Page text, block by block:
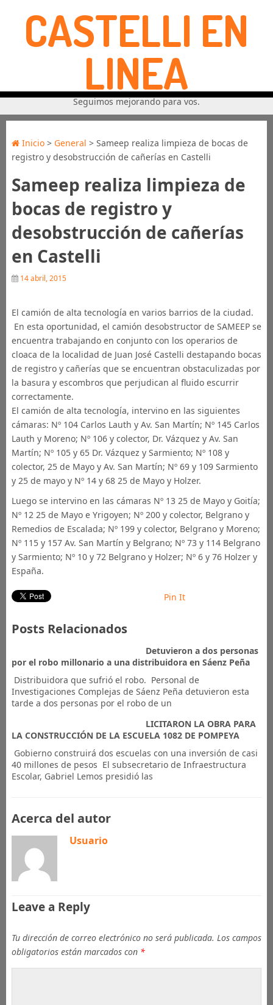
CASTELLI EN
LINEA
Seguimos mejorando para vos.
Inicio> General > Sameep realiza limpieza de bocas de
registro y desobstrucción de cañerías en Castelli
Sameep realiza limpieza de
bocas de registro y
desobstrucción de cañerías
en Castelli
14 abril, 2015
El camión de alta tecnología en varios barrios de la ciudad.
En esta oportunidad, el camión desobstructor de SAMEEP se
encuentra trabajando en conjunto con los operarios de
cloaca de la localidad de Juan José Castelli destapando bocas
de registro y cañerías que se encuentran obstaculizadas por
la basura y escombros que perjudican al fluido escurrir
correctamente.
El camión de alta tecnología, intervino en las siguientes
cámaras: Nº 104 Carlos Lauth y Av. San Martín; Nº 145 Carlos
Lauth y Moreno; Nº 106 y colector, Dr. Vázquez y Av. San
Martín; Nº 105 y 65 Dr. Vázquez y Sarmiento; Nº 108 y
colector, 25 de Mayo y Av. San Martín; Nº 69 y 109 Sarmiento
y 25 de mayo y Nº 14 y 68 25 de Mayo y Holzer.
Luego se intervino en las cámaras Nº 13 25 de Mayo y Goitía;
Nº 12 25 de Mayo e Yrigoyen; Nº 200 y colector, Belgrano y
Remedios de Escalada; Nº 199 y colector, Belgrano y Moreno;
Nº 115 y 157 Av. San Martín y Belgrano; Nº 73 y 114 Belgrano
y Sarmiento; Nº 10 y 72 Belgrano y Holzer; Nº 6 y 76 Holzer y
España.
Pin It
Posts Relacionados
Detuvieron a dos personas
por el robo millonario a una distribuidora en Sáenz Peña
Distribuidora que sufrió el robo. Personal de
Investigaciones Complejas de Sáenz Peña detuvieron esta
tarde a dos personas por el robo de un
LICITARON LA OBRA PARA
LA CONSTRUCCIÓN DE LA ESCUELA 1082 DE POMPEYA
​ Gobierno construirá dos escuelas con una inversión de casi
40 millones de pesos El subsecretario de Infraestructura
Escolar, Gabriel Lemos presidió las
Acerca del autor
Usuario
Leave a Reply
Tu dirección de correo electrónico no será publicada. Los campos
obligatorios están marcados con *